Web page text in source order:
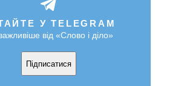
У TELEGRAM
від «Слово і діло»
Підписатися